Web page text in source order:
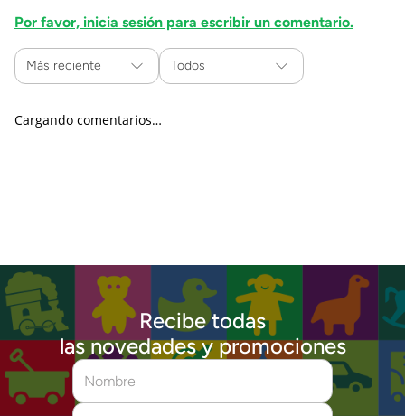
Por favor, inicia sesión para escribir un comentario.
Más reciente Todos
Cargando comentarios…
Recibe todas
las novedades y promociones